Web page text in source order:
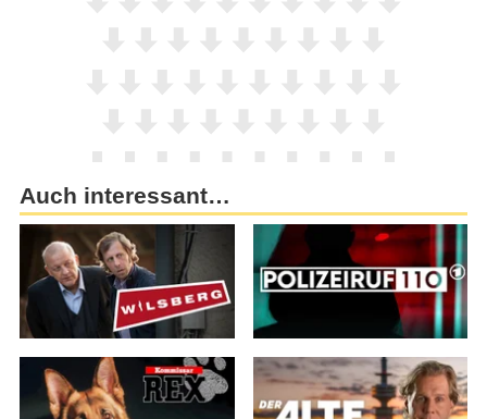
Auch interessant…